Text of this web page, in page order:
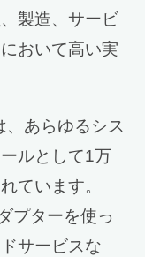
製造、サービ
おいて高い実
、あらゆるシス
ルとして1万
ています。
プターを使っ
サービスな